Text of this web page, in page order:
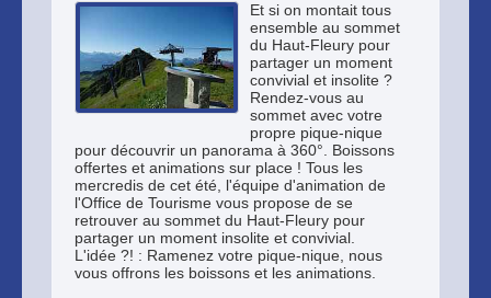
Et si on montait tous
ensemble au sommet
du Haut-Fleury pour
partager un moment
convivial et insolite ?
Rendez-vous au
sommet avec votre
propre pique-nique
pour découvrir un panorama à 360°. Boissons
offertes et animations sur place ! Tous les
mercredis de cet été, l'équipe d'animation de
l'Office de Tourisme vous propose de se
retrouver au sommet du Haut-Fleury pour
partager un moment insolite et convivial.
L'idée ?! : Ramenez votre pique-nique, nous
vous offrons les boissons et les animations.